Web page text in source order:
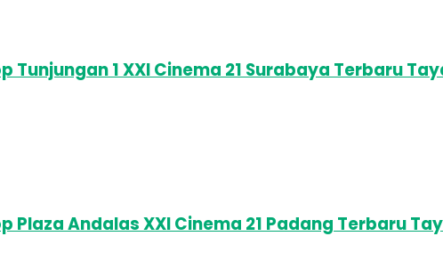
Tunjungan 1 XXI Cinema 21 Surabaya Terbaru
Plaza Andalas XXI Cinema 21 Padang Terbaru